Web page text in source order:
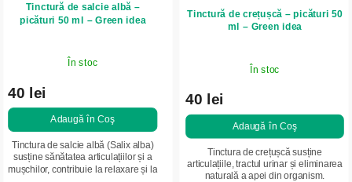
Tinctură de salcie albă –
picături 50 ml – Green idea
În stoc
40 lei
Adaugă în Coş
Tinctura de salcie albă (Salix alba)
susține sănătatea articulațiilor și a
mușchilor, contribuie la relaxare și la
Tinctură de crețușcă – picături 50
ml – Green idea
În stoc
40 lei
Adaugă în Coş
Tinctura de crețușcă susține
articulațiile, tractul urinar și eliminarea
naturală a apei din organism.